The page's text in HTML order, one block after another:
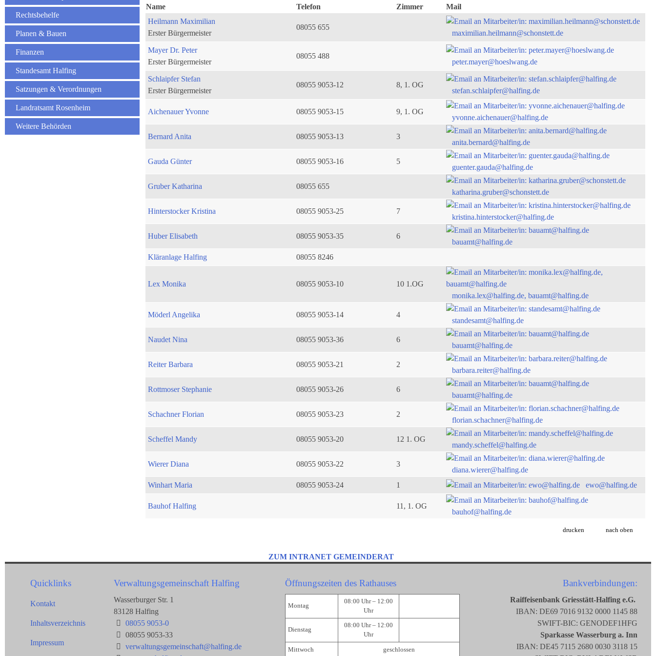
Rechtsbehelfe
Planen & Bauen
Finanzen
Standesamt Halfing
Satzungen & Verordnungen
Landratsamt Rosenheim
Weitere Behörden
Name
Telefon Zimmer
Mail
Heilmann Maximilian
Erster Bürgermeister
08055 655
maximilian.heilmann@schonstett.de
Mayer Dr. Peter
Erster Bürgermeister
08055 488
peter.mayer@hoeslwang.de
Schlaipfer Stefan
Erster Bürgermeister
08055 9053-12 8, 1. OG
stefan.schlaipfer@halfing.de
Aichenauer Yvonne 08055 9053-15 9, 1. OG
yvonne.aichenauer@halfing.de
Bernard Anita 08055 9053-13 3
anita.bernard@halfing.de
Gauda Günter 08055 9053-16 5
guenter.gauda@halfing.de
Gruber Katharina 08055 655
katharina.gruber@schonstett.de
Hinterstocker Kristina 08055 9053-25 7
kristina.hinterstocker@halfing.de
Huber Elisabeth 08055 9053-35 6
bauamt@halfing.de
Kläranlage Halfing
08055 8246
Lex Monika 08055 9053-10
10 1.OG
monika.lex@halfing.de, bauamt@halfing.de
Möderl Angelika 08055 9053-14 4
standesamt@halfing.de
Naudet Nina 08055 9053-36 6
bauamt@halfing.de
Reiter Barbara 08055 9053-21 2
barbara.reiter@halfing.de
Rottmoser Stephanie 08055 9053-26 6
bauamt@halfing.de
Schachner Florian 08055 9053-23 2
florian.schachner@halfing.de
Scheffel Mandy 08055 9053-20 12 1. OG
mandy.scheffel@halfing.de
Wierer Diana 08055 9053-22 3
diana.wierer@halfing.de
Winhart Maria
08055 9053-24 1 ewo@halfing.de
Bauhof Halfing 11, 1. OG
bauhof@halfing.de
drucken nach oben
ZUM INTRANET GEMEINDERAT
Quicklinks
Kontakt
Inhaltsverzeichnis
Impressum
Verwaltungsgemeinschaft Halfing
Wasserburger Str. 1
83128 Halfing
08055 9053-0
08055 9053-33
verwaltungsgemeinschaft@halfing.de
Öffnungszeiten des Rathauses
Montag
08:00 Uhr – 12:00
Uhr
Dienstag
08:00 Uhr – 12:00
Uhr
Mittwoch geschlossen
Bankverbindungen:
Raiffeisenbank Griesstätt-Halfing e.G.
IBAN: DE69 7016 9132 0000 1145 88
SWIFT-BIC: GENODEF1HFG
Sparkasse Wasserburg a. Inn
IBAN: DE45 7115 2680 0030 3118 15